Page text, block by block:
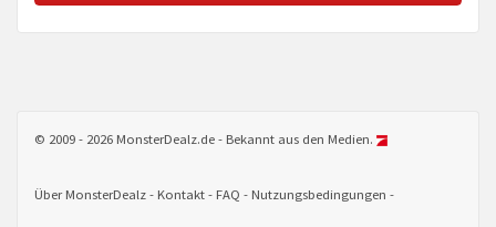
© 2009 - 2026 MonsterDealz.de - Bekannt aus den Medien.
Über MonsterDealz Kontakt FAQ Nutzungsbedingungen